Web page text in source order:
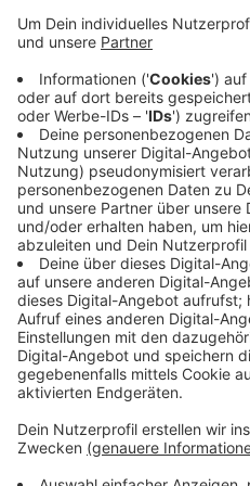
Anzeige
Am Abend (15.04.) hatte
im Ahauser Krankenhaus.
Bereich des Neubaus ein
Sicherheitsgründen
evakuiert werden. Die
alles unter Kontrolle und so
Uhr 30 im Ahauser
die Patienten konnten
gebracht werden.
Anzeige